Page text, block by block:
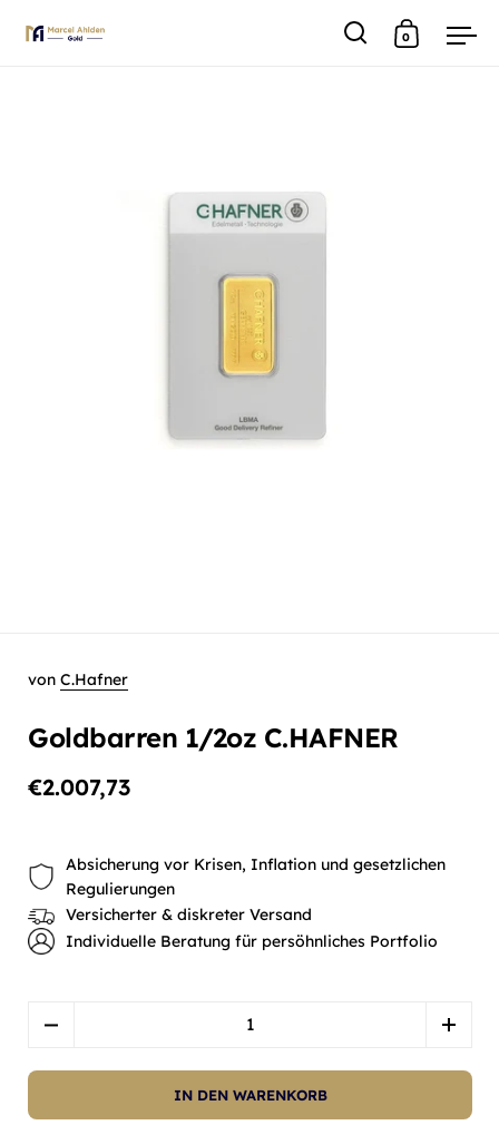
Suche
0
von C.Hafner
Goldbarren 1/2oz C.HAFNER
€2.007,73
Absicherung vor Krisen, Inflation und gesetzlichen
Regulierungen
Versicherter & diskreter Versand
Individuelle Beratung für persöhnliches Portfolio
IN DEN WARENKORB